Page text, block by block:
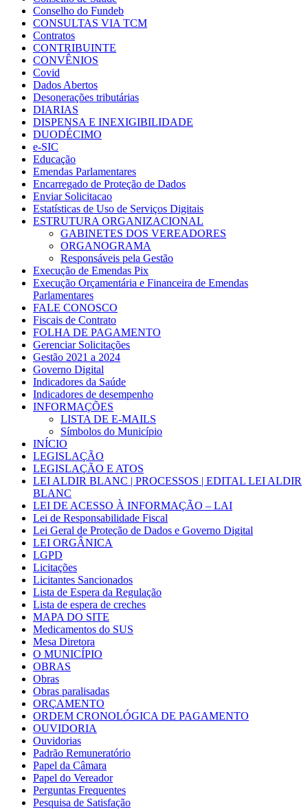
Conselho do Fundeb
CONSULTAS VIA TCM
Contratos
CONTRIBUINTE
CONVÊNIOS
Covid
Dados Abertos
Desonerações tributárias
DIARIAS
DISPENSA E INEXIGIBILIDADE
DUODÉCIMO
e-SIC
Educação
Emendas Parlamentares
Encarregado de Proteção de Dados
Enviar Solicitacao
Estatísticas de Uso de Serviços Digitais
ESTRUTURA ORGANIZACIONAL
GABINETES DOS VEREADORES
ORGANOGRAMA
Responsáveis pela Gestão
Execução de Emendas Pix
Execução Orçamentária e Financeira de Emendas
Parlamentares
FALE CONOSCO
Fiscais de Contrato
FOLHA DE PAGAMENTO
Gerenciar Solicitações
Gestão 2021 a 2024
Governo Digital
Indicadores da Saúde
Indicadores de desempenho
INFORMAÇÕES
LISTA DE E-MAILS
Símbolos do Município
INÍCIO
LEGISLAÇÃO
LEGISLAÇÃO E ATOS
LEI ALDIR BLANC | PROCESSOS | EDITAL LEI ALDIR
BLANC
LEI DE ACESSO À INFORMAÇÃO – LAI
Lei de Responsabilidade Fiscal
Lei Geral de Proteção de Dados e Governo Digital
LEI ORGÂNICA
LGPD
Licitações
Licitantes Sancionados
Lista de Espera da Regulação
Lista de espera de creches
MAPA DO SITE
Medicamentos do SUS
Mesa Diretora
O MUNICÍPIO
OBRAS
Obras
Obras paralisadas
ORÇAMENTO
ORDEM CRONOLÓGICA DE PAGAMENTO
OUVIDORIA
Ouvidorias
Padrão Remuneratório
Papel da Câmara
Papel do Vereador
Perguntas Frequentes
Pesquisa de Satisfação